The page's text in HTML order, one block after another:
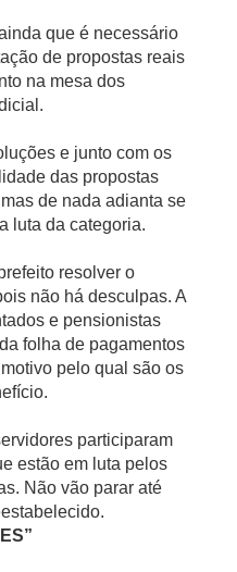
que é necessário
de propostas reais
na mesa dos
e junto com os
das propostas
de nada adianta se
luta da categoria.
resolver o
não há desculpas. A
e pensionistas
folha de pagamentos
pelo qual são os
participaram
estão em luta pelos
Não vão parar até